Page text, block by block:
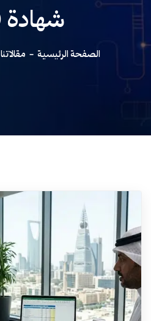
شهادة ISO
الصفحة الرئيسية مقالاتنا